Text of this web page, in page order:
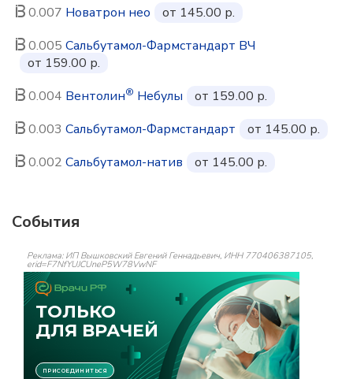
0.007 Новатрон нео
от 145.00 р.
0.005 Сальбутамол-Фармстандарт ВЧ
от 159.00 р.
0.004 Вентолин® Небулы
от 159.00 р.
0.003 Сальбутамол-Фармстандарт
от 145.00 р.
0.002 Сальбутамол-натив от 145.00 р.
События
Реклама: ИП Вышковский Евгений Геннадьевич, ИНН 770406387105,
erid=F7NfYUJCUneP5W78VwNF